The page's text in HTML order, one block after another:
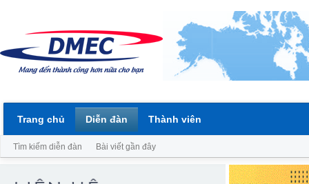
Trang chủ Diễn đàn
Tìm kiếm diễn đàn Bài viết gần đây
Thành viên